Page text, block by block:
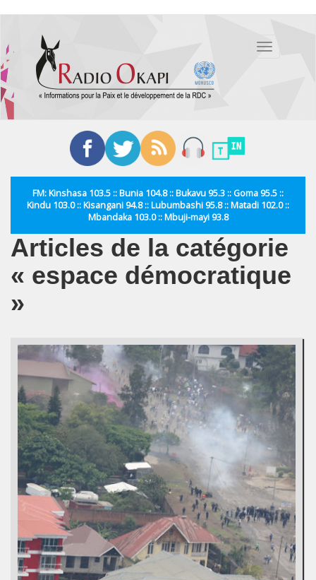
contenu
principal
Toggle
FM: Kinshasa 103.5 :: Bunia 104.8 :: Bukavu 95.3 :: Goma 95.5 ::
Kindu 103.0 :: Kisangani 94.8 :: Lubumbashi 95.8 :: Matadi 102.0 ::
Mbandaka 103.0 :: Mbuji-mayi 93.8
Articles de la catégorie
« espace démocratique
»